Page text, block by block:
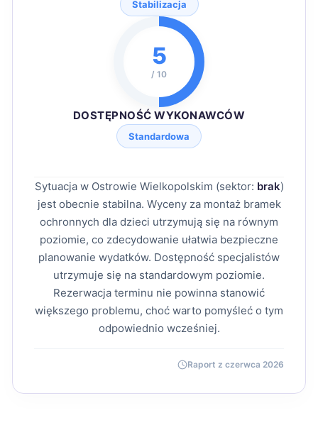
Stabilizacja
5
/ 10
DOSTĘPNOŚĆ WYKONAWCÓW
Standardowa
Sytuacja w Ostrowie Wielkopolskim (sektor: brak)
jest obecnie stabilna. Wyceny za montaż bramek
ochronnych dla dzieci utrzymują się na równym
poziomie, co zdecydowanie ułatwia bezpieczne
planowanie wydatków. Dostępność specjalistów
utrzymuje się na standardowym poziomie.
Rezerwacja terminu nie powinna stanowić
większego problemu, choć warto pomyśleć o tym
odpowiednio wcześniej.
Raport z czerwca 2026